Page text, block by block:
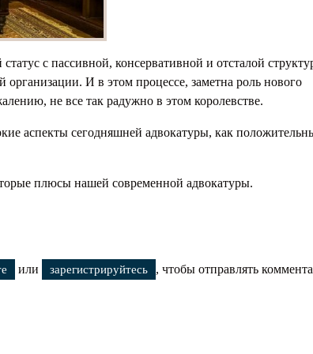
с пассивной, консервативной и отсталой
организации. И в этом процессе, заметна роль нового
не все так радужно в этом королевстве.
аспекты сегодняшней адвокатуры, как
плюсы нашей современной адвокатуры.
или зарегистрируйтесь
, чтобы отправлять